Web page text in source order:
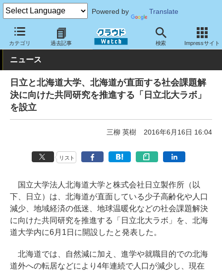
Powered by Translate
カテゴリ 過去記事 検索 Impressサイト
クラウド Watch トピック 協業・提携 国内
ニュース
日立と北海道大学、北海道が直面する社会課題解
決に向けた共同研究を推進する「日立北大ラボ」
を設立
三柳 英樹 2016年6月16日 16:04
リスト
国立大学法人北海道大学と株式会社日立製作所（以
下、日立）は、北海道が直面している少子高齢化や人口
減少、地域経済の低迷、地球温暖化などの社会課題解決
に向けた共同研究を推進する「日立北大ラボ」を、北海
道大学内に6月1日に開設したと発表した。
北海道では、自然減に加え、進学や就職目的での北海
道外への転居などにより4年連続で人口が減少し、現在